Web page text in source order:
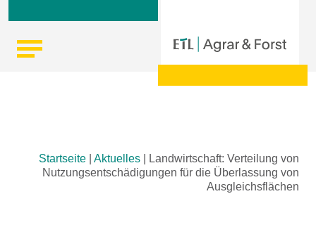
Startseite Aktuelles
Landwirtschaft: Verteilung von
Nutzungsentschädigungen für die Überlassung von
Ausgleichsflächen